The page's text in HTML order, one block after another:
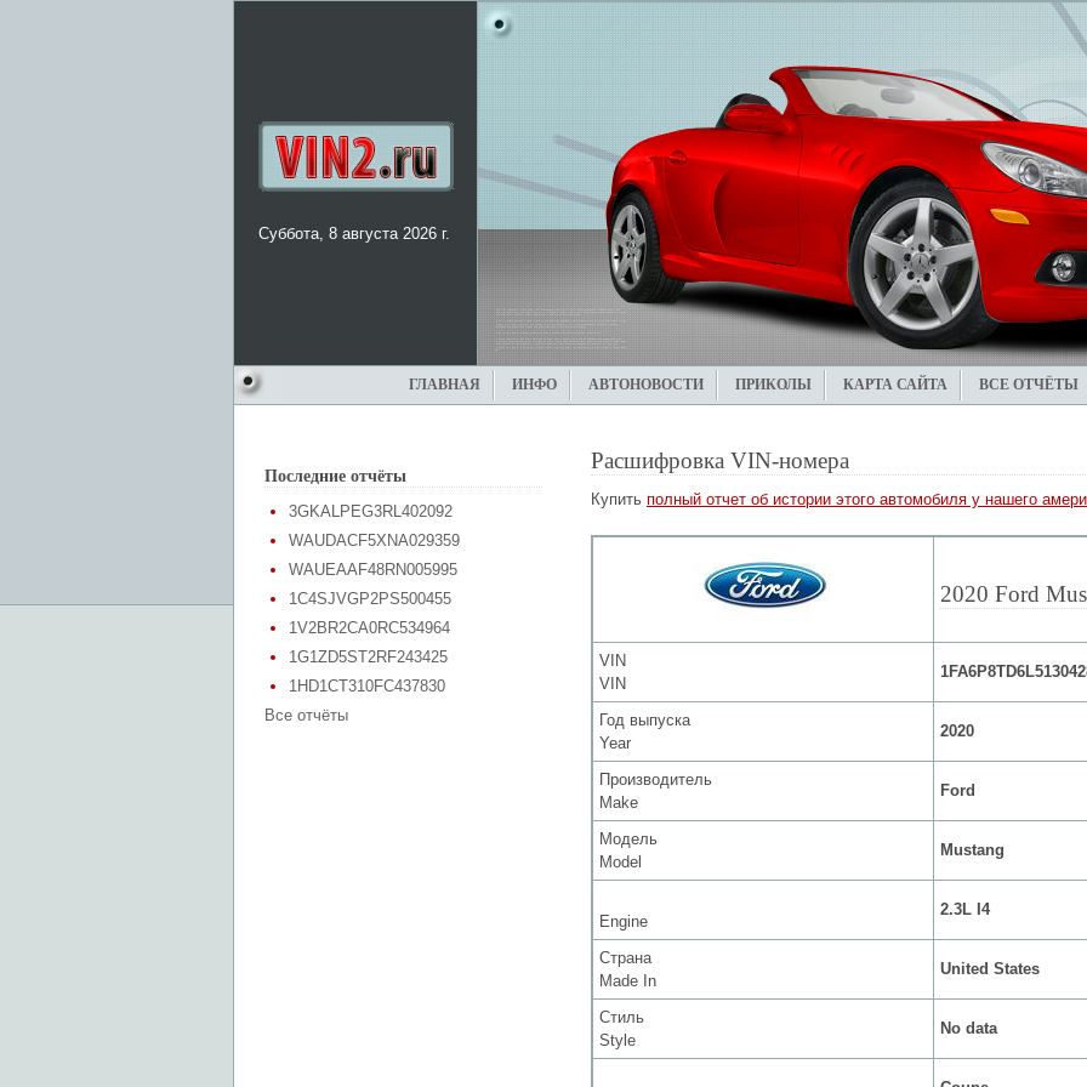
Суббота, 8 августа 2026 г.
ГЛАВНАЯ ИНФО АВТОНОВОСТИ ПРИКОЛЫ КАРТА САЙТА ВСЕ ОТЧЁТЫ
Последние отчёты
3GKALPEG3RL402092
WAUDACF5XNA029359
WAUEAAF48RN005995
1C4SJVGP2PS500455
1V2BR2CA0RC534964
1G1ZD5ST2RF243425
1HD1CT310FC437830
Все отчёты
Расшифровка VIN-номера
Купить полный отчет об истории этого автомобиля у нашего
2020 Ford
VIN
VIN
Год выпуска
Year
2020
Производитель
Make
Ford
Модель
Model
Mustang
Engine
2.3L I4
Страна
Made In
United States
Стиль
Style
No data